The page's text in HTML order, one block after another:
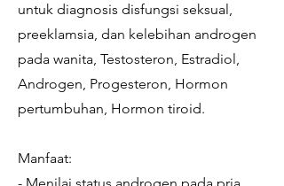
untuk diagnosis disfungsi seksual,
preeklamsia, dan kelebihan androgen
pada wanita, Testosteron, Estradiol,
Androgen, Progesteron, Hormon
pertumbuhan, Hormon tiroid.
Manfaat: